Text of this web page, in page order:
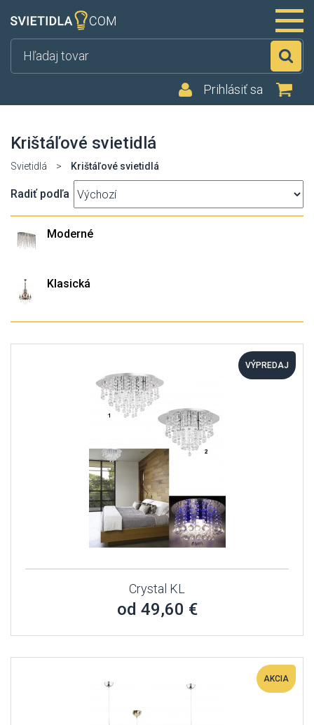
Prihlásiť sa
Krištáľové svietidlá
Svietidlá > Krištáľové svietidlá
Radiť podľa
Moderné
Klasická
VÝPREDAJ
Crystal KL
od 49,60 €
AKCIA